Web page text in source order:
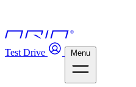
Test Drive Menu